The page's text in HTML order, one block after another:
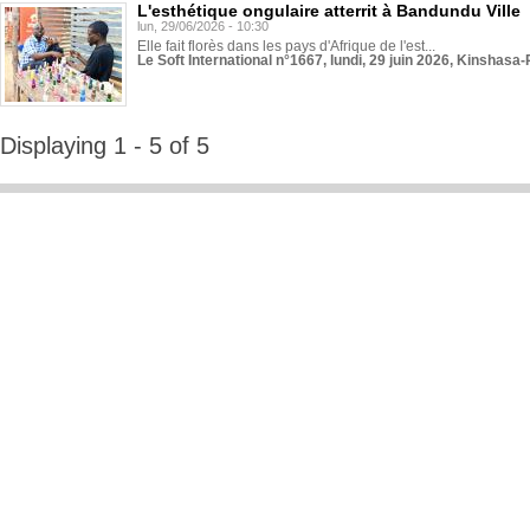
L'esthétique ongulaire atterrit à Bandundu Ville
lun, 29/06/2026 - 10:30
Elle fait florès dans les pays d'Afrique de l'est...
Le Soft International n°1667, lundi, 29 juin 2026,
Displaying 1 - 5 of 5